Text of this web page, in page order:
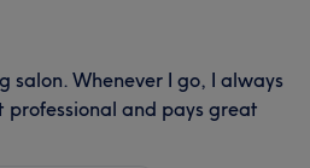
salon. Whenever I go, I always
professional and pays great